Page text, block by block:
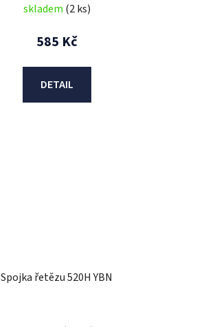
skladem (2 ks)
585 Kč
DETAIL
Spojka řetězu 520H YBN